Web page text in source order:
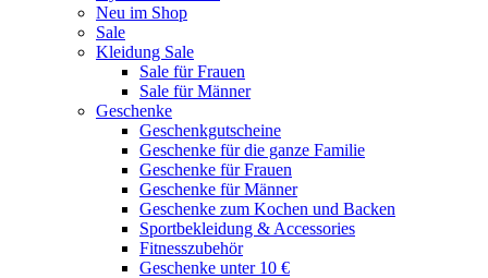
Neu im Shop
Sale
Kleidung Sale
Sale für Frauen
Sale für Männer
Geschenke
Geschenkgutscheine
Geschenke für die ganze Familie
Geschenke für Frauen
Geschenke für Männer
Geschenke zum Kochen und Backen
Sportbekleidung & Accessories
Fitnesszubehör
Geschenke unter 10 €